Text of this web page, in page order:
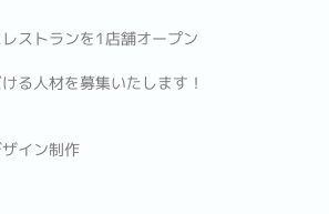
ストランを1店舗オープン
る人材を募集いたします！
イン制作